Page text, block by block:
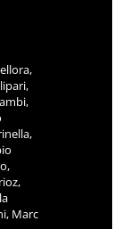
Marc